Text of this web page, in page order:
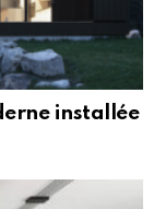
installée